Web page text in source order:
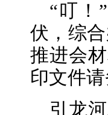
“叮！
伏，综
推进会
印文件
引龙